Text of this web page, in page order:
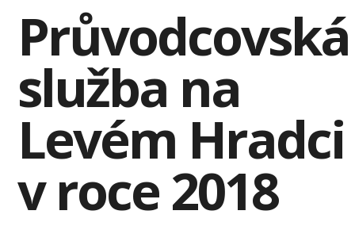
Průvodcovská
služba na
Levém Hradci
v roce 2018